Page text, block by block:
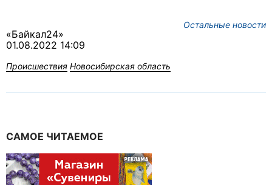
Остальные новости
«Байкал24»
01.08.2022 14:09
Происшествия Новосибирская область
САМОЕ ЧИТАЕМОЕ